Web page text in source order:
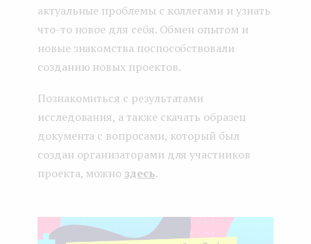
актуальные проблемы с коллегами и узнать
что-то новое для себя. Обмен опытом и
новые знакомства поспособствовали
созданию новых проектов.
Познакомиться с результатами
исследования, а также скачать образец
документа с вопросами, который был
создан организаторами для участников
проекта, можно здесь.